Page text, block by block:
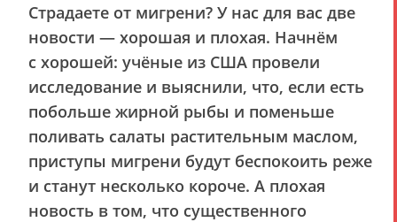
Страдаете от мигрени? У нас для вас две
новости — хорошая и плохая. Начнём
с хорошей: учёные из США провели
исследование и выяснили, что, если есть
побольше жирной рыбы и поменьше
поливать салаты растительным маслом,
приступы мигрени будут беспокоить реже
и станут несколько короче. А плохая
новость в том, что существенного